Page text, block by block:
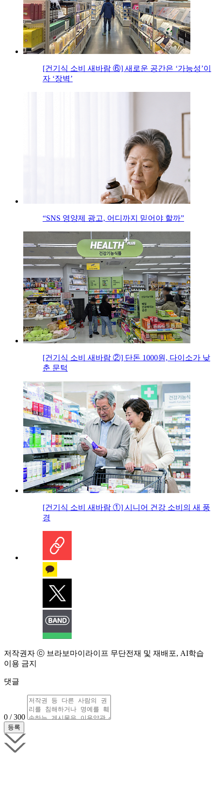
[건기식 소비 새바람 ⑥] 새로운 공간은 ‘가능성’이
자 ‘장벽’
“SNS 영양제 광고, 어디까지 믿어야 할까”
[건기식 소비 새바람 ②] 단돈 1000원, 다이소가 낮
춘 문턱
[건기식 소비 새바람 ①] 시니어 건강 소비의 새 풍
경
저작권자 ⓒ 브라보마이라이프 무단전재 및 재배포, AI학습
이용 금지
댓글
0 / 300